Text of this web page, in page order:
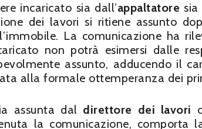
incaricato sia dall’appaltatore sia
dei lavori si ritiene assunto
La comunicazione ha
non potrà esimersi dalle
assunto, adducendo il
alla formale ottemperanza dei
assunta dal direttore dei lavori
la comunicazione, comporta